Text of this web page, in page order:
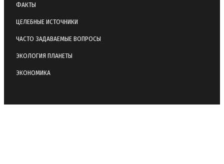
ФАКТЫ
ЦЕЛЕБНЫЕ ИСТОЧНИКИ
ЧАСТО ЗАДАВАЕМЫЕ ВОПРОСЫ
ЭКОЛОГИЯ ПЛАНЕТЫ
ЭКОНОМИКА